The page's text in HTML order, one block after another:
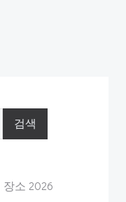
검색
소 2026